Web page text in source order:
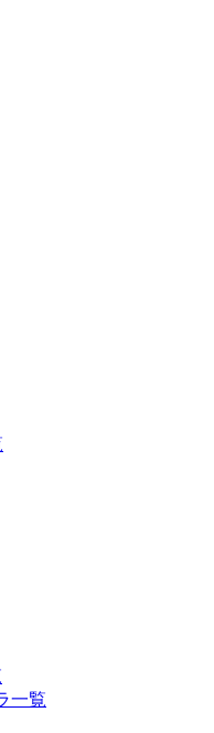
一覧